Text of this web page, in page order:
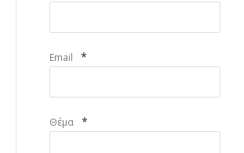
Email *
Θέμα *